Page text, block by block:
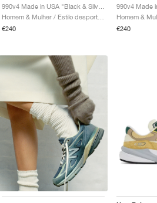
Homem & Mulher / Estilo desportivo / Sapatos
€240
€240